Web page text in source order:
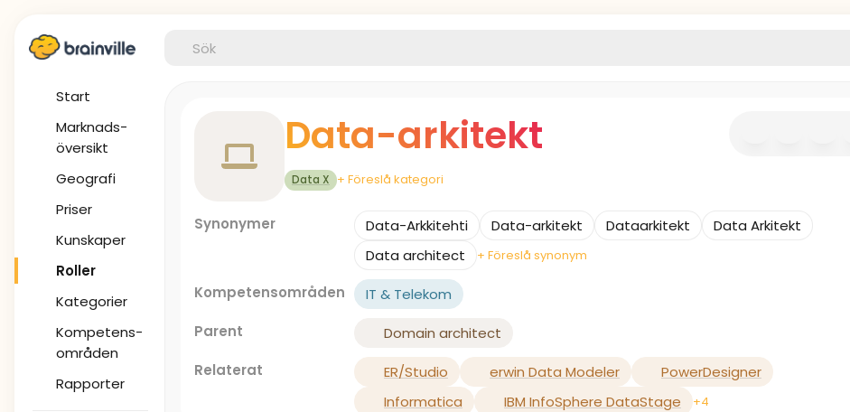
Start
Marknads-
översikt
Geografi
Priser
Kunskaper
Roller
Kategorier
Kompetens-
områden
Rapporter
Data-arkitekt
Data X + Föreslå kategori
Synonymer Data-Arkkitehti Data-arkitekt Dataarkitekt
Data Arkitekt
Data architect
+ Föreslå synonym
Kompetensområden
IT & Telekom
Parent
Domain architect
Relaterat
ER/Studio erwin Data Modeler
PowerDesigner
Informatica
IBM InfoSphere DataStage +4